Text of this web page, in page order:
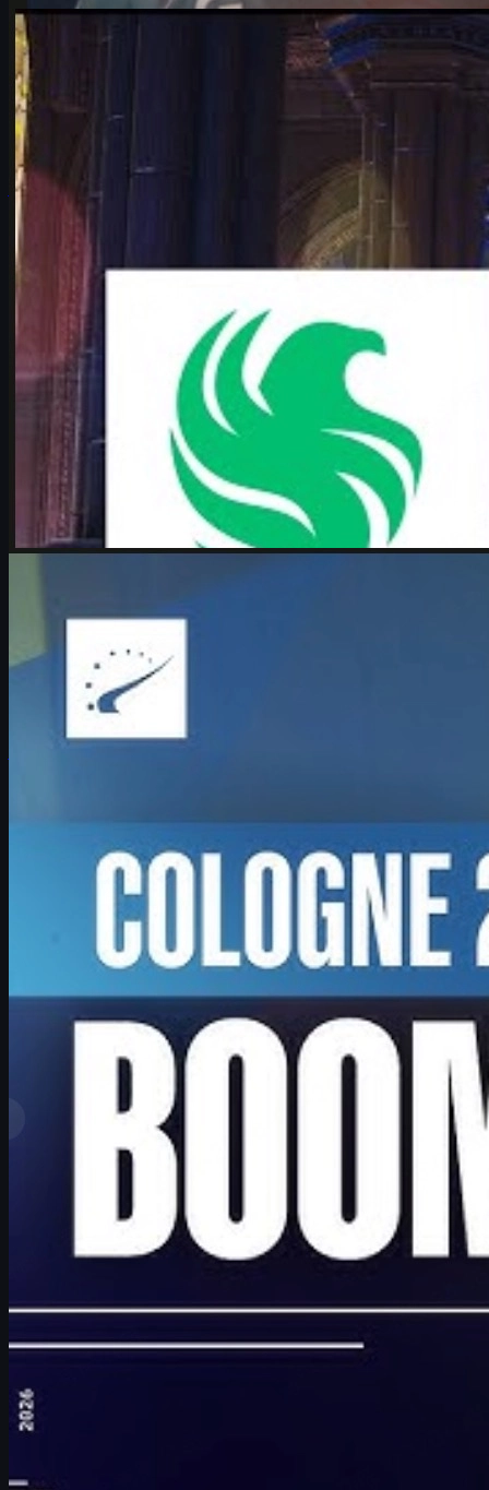
Counter-Strike 2junio 17, 2026
Falcons vs Vitality: el duelo CS2 que define el Major
Análisis profundo del Falcons vs Vitality en IEM Cologne Major
2026: historia, claves tácticas, karrigan vs ropz y cómo vivir el
partido como fan de CS2.
junio 17, 2026
Michael
Johnson
Counter-Strike 2junio 17, 2026
Boombl4 y su renacer en CS2: Counter-Strike lo es
Entrevista a Boombl4 en el Major de IEM Cologne 2026: su
regreso a la élite de CS2, liderazgo en BetBoom, futuro
competitivo y consejos para jugadores.
porDavid William
Clasificación superior